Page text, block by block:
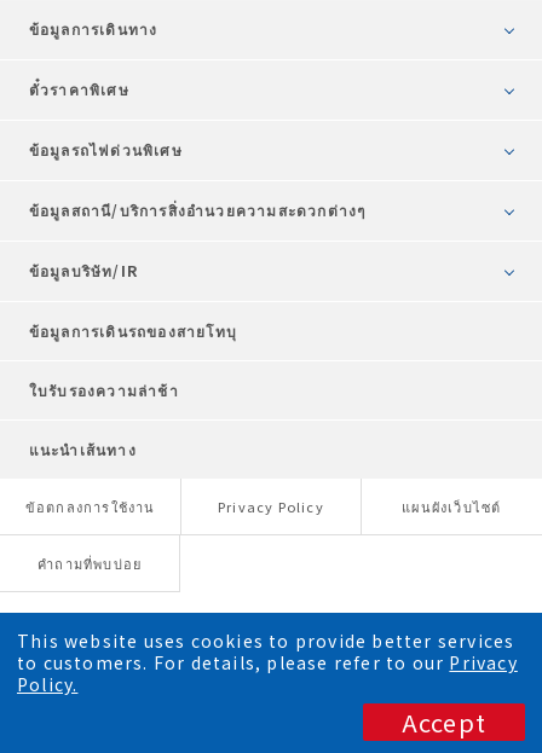
ข้อมูลการเดินทาง
ตั๋วราคาพิเศษ
ข้อมูลรถไฟด่วนพิเศษ
ข้อมูลสถานี/บริการสิ่งอำนวยความสะดวกต่างๆ
ข้อมูลบริษัท/IR
ข้อมูลการเดินรถของสายโทบุ
ใบรับรองความล่าช้า
แนะนำเส้นทาง
ข้อตกลงการใช้งาน Privacy Policy แผนผังเว็บไซต์
คำถามที่พบบ่อย
Copyright © TOBU RAILWAY CO., LTD. All Rights Reserved.
This website uses cookies to provide better services
to customers. For details, please refer to our Privacy
Policy.
Accept
This website uses cookies to provide better services
to customers. For details, please refer to our Privacy
Policy.
Accept